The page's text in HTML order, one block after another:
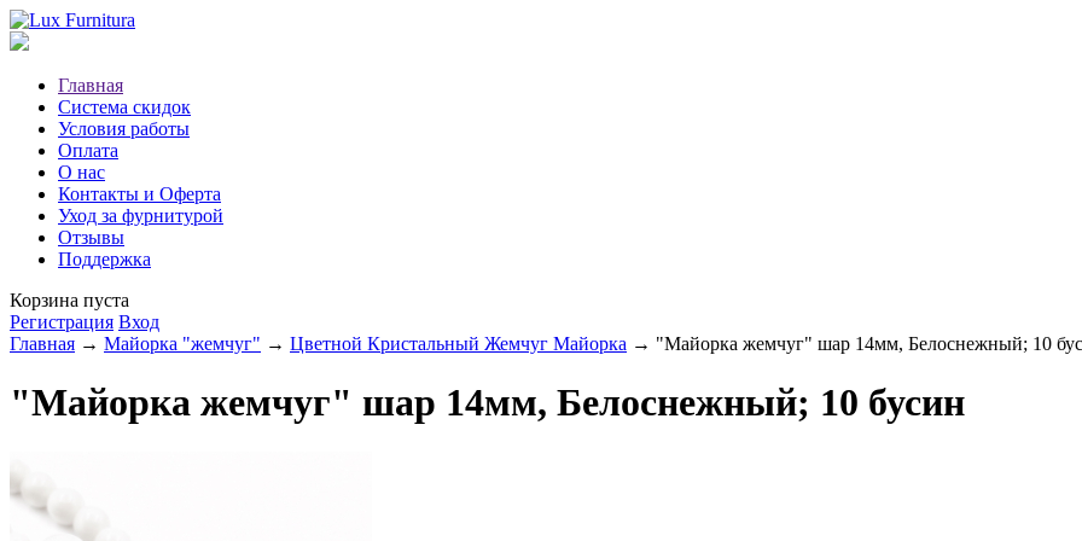
Главная
Система скидок
Условия работы
Оплата
О нас
Контакты и Оферта
Уход за фурнитурой
Отзывы
Поддержка
Корзина пуста
Регистрация Вход
Главная → Майорка "жемчуг" → Цветной Кристальный Жемчуг Майорка → "Майорка жемчуг" шар 14мм, Белоснежный; 10
"Майорка жемчуг" шар 14мм, Белоснежный; 10 бусин